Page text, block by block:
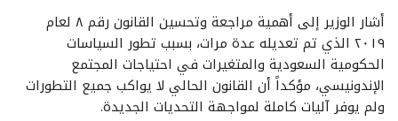
أشار الوزير إلى أهمية مراجعة وتحسين القانون رقم ٨ لعام
٢٠١٩ الذي تم تعديله عدة مرات، بسبب تطور السياسات
الحكومية السعودية والمتغيرات في احتياجات المجتمع
الإندونيسي، مؤكداً أن القانون الحالي لا يواكب جميع التطورات
ولم يوفر آليات كاملة لمواجهة التحديات الجديدة.